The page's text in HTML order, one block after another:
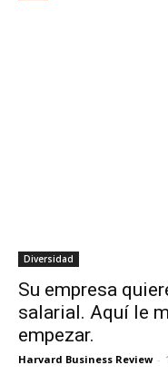
Diversidad
Su empresa
salarial. Aquí le
empezar.
Harvard Business Review -